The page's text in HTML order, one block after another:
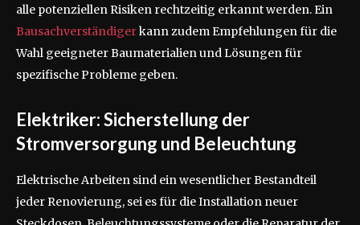
alle potenziellen Risiken rechtzeitig erkannt werden. Ein
Bausachverständigerkann zudem Empfehlungen für die
Wahl geeigneter Baumaterialien und Lösungen für
spezifische Probleme geben.
Elektriker: Sicherstellung der
Stromversorgung und Beleuchtung
Elektrische Arbeiten sind ein wesentlicher Bestandteil
jeder Renovierung, sei es für die Installation neuer